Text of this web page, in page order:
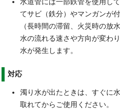
水道管には一部鉄管を使用し
てサビ（鉄分）やマンガンが
（長時間の滞留、火災時の放
水の流れる速さや方向が変わ
水が発生します。
対応
濁り水が出たときは、すぐに
取れてからご使用ください。